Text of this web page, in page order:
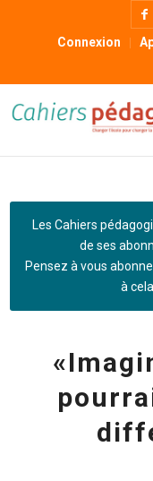
Connexion
Les Cahiers
de ses
Pensez à vous
à